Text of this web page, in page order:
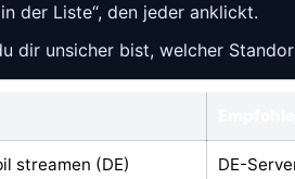
der Liste“, den jeder anklickt.
dir unsicher bist, welcher
streamen (DE) DE-